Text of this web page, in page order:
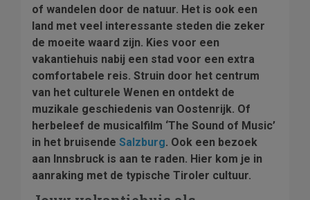
of wandelen door de natuur. Het is ook een
land met veel interessante steden die zeker
de moeite waard zijn. Kies voor een
vakantiehuis nabij een stad voor een extra
comfortabele reis. Struin door het centrum
van het culturele Wenen en ontdekt de
muzikale geschiedenis van Oostenrijk. Of
herbeleef de musicalfilm ‘The Sound of Music’
in het bruisende Salzburg. Ook een bezoek
aan Innsbruck is aan te raden. Hier kom je in
aanraking met de typische Tiroler cultuur.